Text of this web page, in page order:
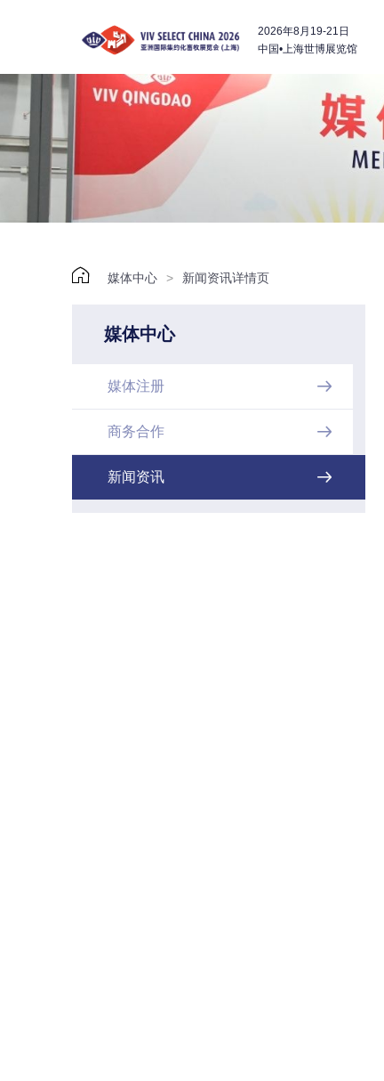
2026年8月19-21日
中国•上海世博展览馆
 媒体中心 > 新闻资讯详情页
媒体中心
媒体注册 
商务合作 
新闻资讯 